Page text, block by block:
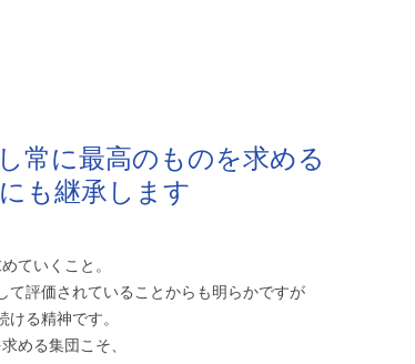
常に最高のものを求める
も継承します
ていくこと。
評価されていることからも明らかですが
る精神です。
める集団こそ、